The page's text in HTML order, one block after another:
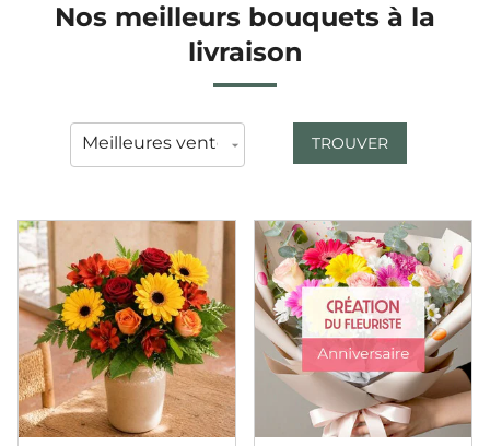
Nos meilleurs bouquets à la
livraison
TROUVER